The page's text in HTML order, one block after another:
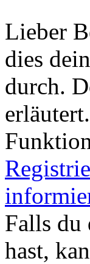
Lieber
dies
durch.
Falls du
hast,